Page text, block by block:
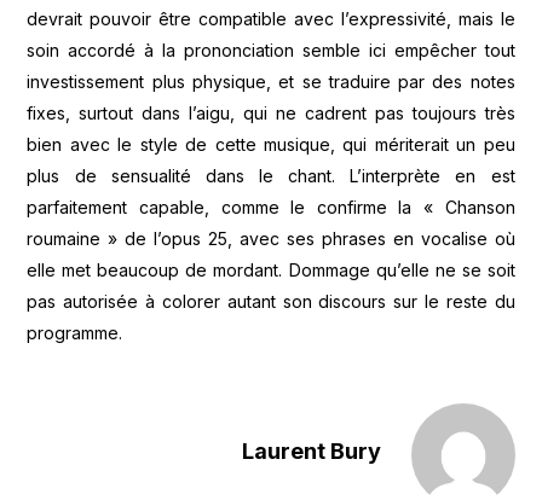
devrait pouvoir être compatible avec l’expressivité, mais le
soin accordé à la prononciation semble ici empêcher tout
investissement plus physique, et se traduire par des notes
fixes, surtout dans l’aigu, qui ne cadrent pas toujours très
bien avec le style de cette musique, qui mériterait un peu
plus de sensualité dans le chant. L’interprète en est
parfaitement capable, comme le confirme la « Chanson
roumaine » de l’opus 25, avec ses phrases en vocalise où
elle met beaucoup de mordant. Dommage qu’elle ne se soit
pas autorisée à colorer autant son discours sur le reste du
programme.
Laurent Bury